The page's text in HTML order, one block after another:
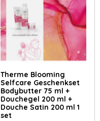
Therme Blooming
Selfcare Geschenkset
Bodybutter 75 ml +
Douchegel 200 ml +
Douche Satin 200 ml 1
set